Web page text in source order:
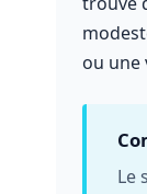
ou une
Le